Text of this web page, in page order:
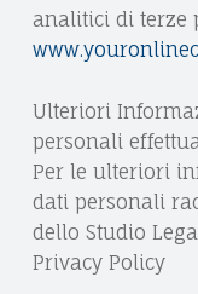
analitici di terze
Ulteriori
personali
Per le ulteriori
dati personali
dello Studio
Privacy Policy